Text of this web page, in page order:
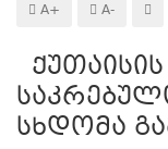
A+ A-
სხდომა